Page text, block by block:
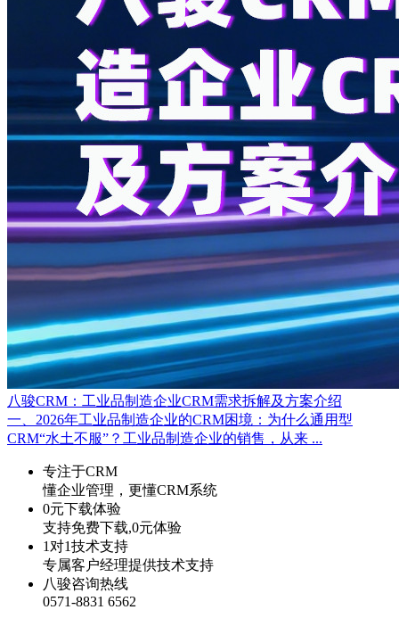
八骏CRM：工业品制造企业CRM需求拆解及方案介绍
一、2026年工业品制造企业的CRM困境：为什么通用型
CRM“水土不服”？工业品制造企业的销售，从来 ...
专注于CRM
懂企业管理，更懂CRM系统
0元下载体验
支持免费下载,0元体验
1对1技术支持
专属客户经理提供技术支持
八骏咨询热线
0571-8831 6562